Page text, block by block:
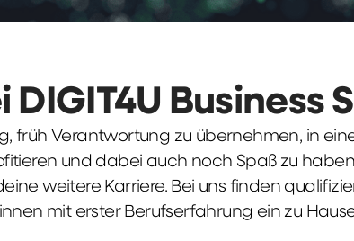
DIGIT4U Business
früh Verantwortung zu übernehmen, in
und dabei auch noch Spaß zu
weitere Karriere. Bei uns finden
mit erster Berufserfahrung ein zu